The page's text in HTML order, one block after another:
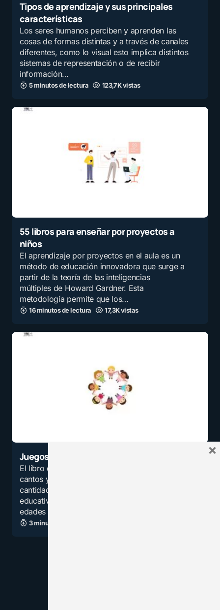
Tipos de aprendizaje y sus principales
características
Los seres humanos perciben y aprenden las
cosas de formas distintas y a través de canales
diferentes, como lo visual esto implica distintos
sistemas de representación o de recibir
información…
5 minutos de lectura 123,7K vistas
55 libros para enseñar por proyectos a
niños
El aprendizaje por proyectos en el aula es un
método de educación innovadora que surge a
partir de la teoría de las inteligencias
múltiples de Howard Gardner. Esta
metodología permite que los…
16 minutos de lectura 17,3K vistas
Juegos, cantos y rondas infantiles
El libro de descarga gratuita lleno de juegos,
cantos y rondas infantiles contiene una gran
cantidad de dinámicas grupales, canciones
educativas y rondas para niños de todas las
edades para…
3 minutos de lectura
×